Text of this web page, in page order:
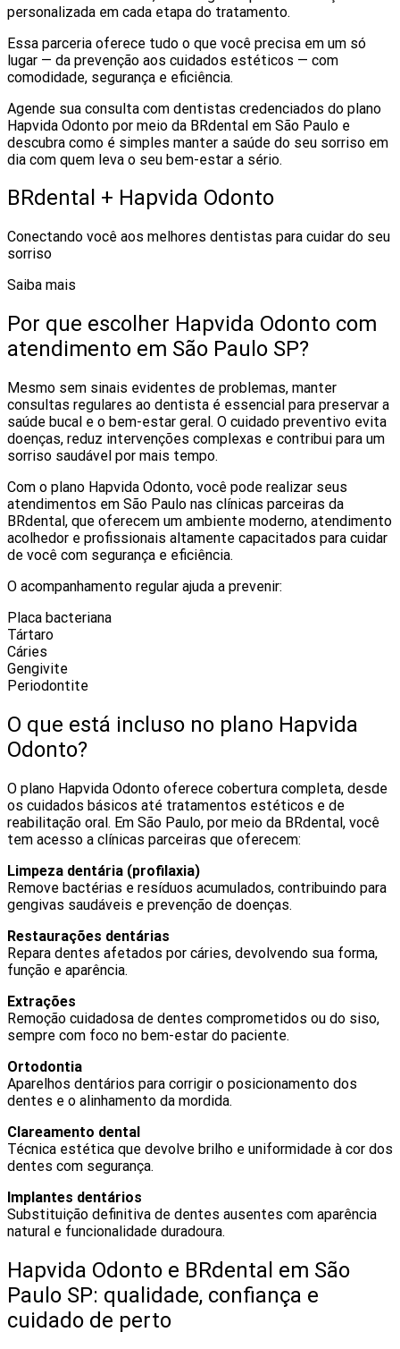
personalizada em cada etapa do tratamento.
Essa parceria oferece tudo o que você precisa em um só
lugar — da prevenção aos cuidados estéticos — com
comodidade, segurança e eficiência.
Agende sua consulta com dentistas credenciados do plano
Hapvida Odonto por meio da BRdental em São Paulo e
descubra como é simples manter a saúde do seu sorriso em
dia com quem leva o seu bem-estar a sério.
BRdental + Hapvida Odonto
Conectando você aos melhores dentistas para cuidar do seu
sorriso
Saiba mais
Por que escolher Hapvida Odonto com
atendimento em São Paulo SP?
Mesmo sem sinais evidentes de problemas, manter
consultas regulares ao dentista é essencial para preservar a
saúde bucal e o bem-estar geral. O cuidado preventivo evita
doenças, reduz intervenções complexas e contribui para um
sorriso saudável por mais tempo.
Com o plano Hapvida Odonto, você pode realizar seus
atendimentos em São Paulo nas clínicas parceiras da
BRdental, que oferecem um ambiente moderno, atendimento
acolhedor e profissionais altamente capacitados para cuidar
de você com segurança e eficiência.
O acompanhamento regular ajuda a prevenir:
Placa bacteriana
Tártaro
Cáries
Gengivite
Periodontite
O que está incluso no plano Hapvida
Odonto?
O plano Hapvida Odonto oferece cobertura completa, desde
os cuidados básicos até tratamentos estéticos e de
reabilitação oral. Em São Paulo, por meio da BRdental, você
tem acesso a clínicas parceiras que oferecem:
Limpeza dentária (profilaxia)
Remove bactérias e resíduos acumulados, contribuindo para
gengivas saudáveis e prevenção de doenças.
Restaurações dentárias
Repara dentes afetados por cáries, devolvendo sua forma,
função e aparência.
Extrações
Remoção cuidadosa de dentes comprometidos ou do siso,
sempre com foco no bem-estar do paciente.
Ortodontia
Aparelhos dentários para corrigir o posicionamento dos
dentes e o alinhamento da mordida.
Clareamento dental
Técnica estética que devolve brilho e uniformidade à cor dos
dentes com segurança.
Implantes dentários
Substituição definitiva de dentes ausentes com aparência
natural e funcionalidade duradoura.
Hapvida Odonto e BRdental em São
Paulo SP: qualidade, confiança e
cuidado de perto